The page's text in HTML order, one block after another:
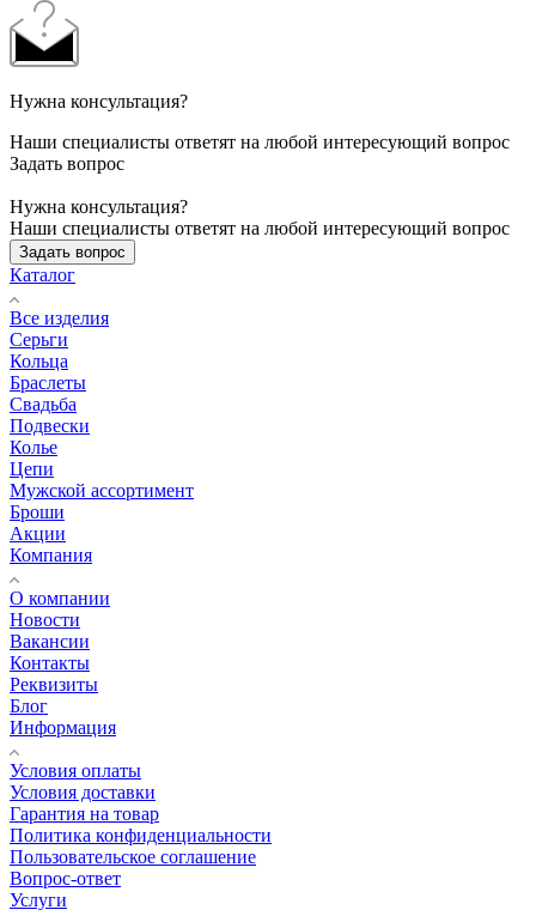
Нужна консультация?
Наши специалисты ответят на любой интересующий вопрос
Задать вопрос
Нужна консультация?
Наши специалисты ответят на любой интересующий вопрос
Задать вопрос
Каталог
Все изделия
Серьги
Кольца
Браслеты
Свадьба
Подвески
Колье
Цепи
Мужской ассортимент
Броши
Акции
Компания
О компании
Новости
Вакансии
Контакты
Реквизиты
Блог
Информация
Условия оплаты
Условия доставки
Гарантия на товар
Политика конфиденциальности
Пользовательское соглашение
Вопрос-ответ
Услуги